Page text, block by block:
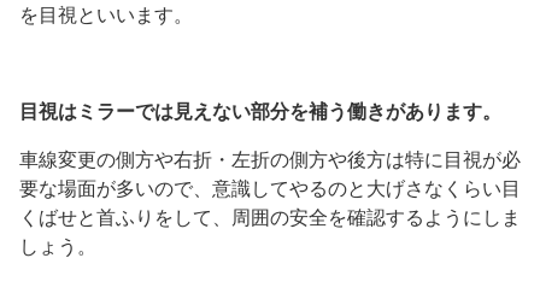
を目視といいます。
目視はミラーでは見えない部分を補う働きがあります。
車線変更の側方や右折・左折の側方や後方は特に目視が必
要な場面が多いので、意識してやるのと大げさなくらい目
くばせと首ふりをして、周囲の安全を確認するようにしま
しょう。